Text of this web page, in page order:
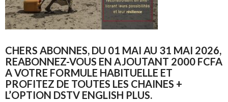
CHERS ABONNES, DU 01 MAI AU 31 MAI 2026,
REABONNEZ-VOUS EN AJOUTANT 2000 FCFA
A VOTRE FORMULE HABITUELLE ET
PROFITEZ DE TOUTES LES CHAINES +
L’OPTION DSTV ENGLISH PLUS.